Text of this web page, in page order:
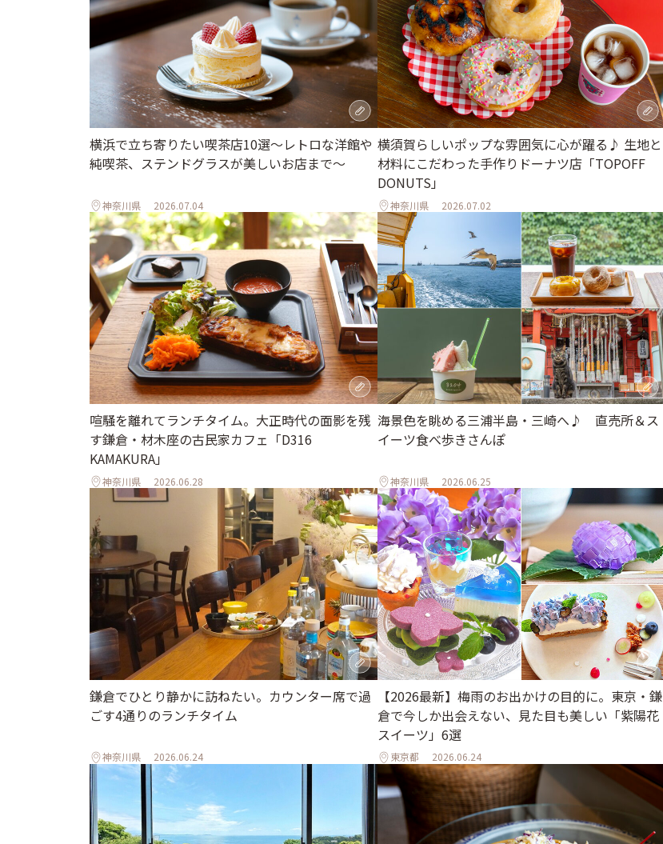
横浜で立ち寄りたい喫茶店10選～レトロな洋館や
純喫茶、ステンドグラスが美しいお店まで～
神奈川県 2026.07.04
横須賀らしいポップな雰囲気に心が躍る♪ 生地と
材料にこだわった手作りドーナツ店「TOPOFF
DONUTS」
神奈川県 2026.07.02
喧騒を離れてランチタイム。大正時代の面影を残
す鎌倉・材木座の古民家カフェ「D316
KAMAKURA」
神奈川県 2026.06.28
海景色を眺める三浦半島・三崎へ♪ 直売所＆ス
イーツ食べ歩きさんぽ
神奈川県 2026.06.25
鎌倉でひとり静かに訪ねたい。カウンター席で過
ごす4通りのランチタイム
神奈川県 2026.06.24
【2026最新】梅雨のお出かけの目的に。東京・鎌
倉で今しか出会えない、見た目も美しい「紫陽花
スイーツ」6選
東京都 2026.06.24